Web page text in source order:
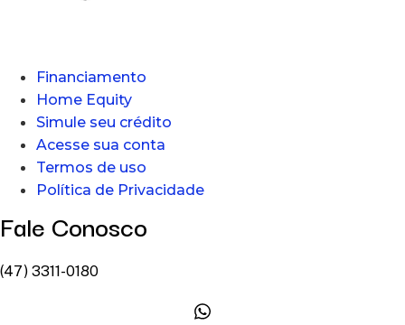
Financiamento
Home Equity
Simule seu crédito
Acesse sua conta
Termos de uso
Política de Privacidade
Fale Conosco
(47) 3311-0180